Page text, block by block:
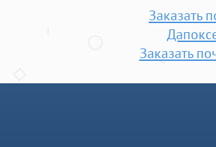
Заказать
Заказать